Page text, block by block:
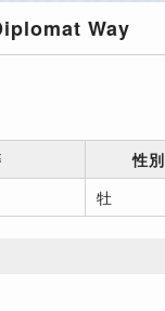
Way
性別
牡